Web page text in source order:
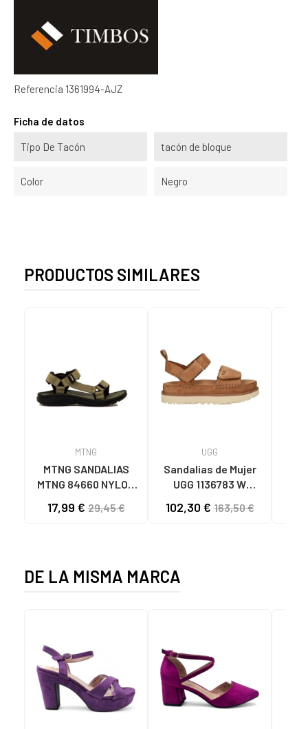
Referencia 1361994-AJZ
Ficha de datos
Tipo De Tacón tacón de bloque
Color Negro
PRODUCTOS SIMILARES
MTNG
MTNG SANDALIAS
MTNG 84660 NYLON
C59785 - - NYLON
17,99 €29,45 €
UGG
Sandalias de Mujer
UGG 1136783 W
CHESTNUT
102,30 €163,50 €
DE LA MISMA MARCA